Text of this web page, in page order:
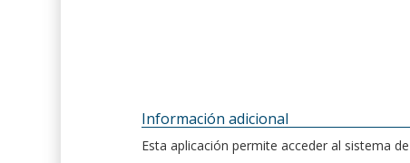
Información adicional
Esta aplicación permite acceder al sistema